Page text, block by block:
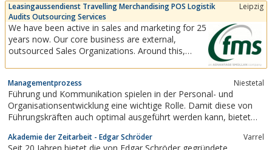
(“Wirtschaftsregion Südwest”) is directly linked
to the Swiss market and to Alsace in France. It is
a region with a high quality of life, short
distances to two...
Leasingaussendienst Travelling Merchandising POS Logistik
Audits Outsourcing Services
Leipzig
We have been active in sales and marketing for 25
years now. Our core business are external,
outsourced Sales Organizations. Around this,
materials and sales promotion tools.In our
personnel pool we have access to several
hundred sales...
Managementprozess Niestetal
Führung und Kommunikation spielen in der Personal- und
Organisationsentwicklung eine wichtige Rolle. Damit diese von
Führungskräften auch optimal ausgeführt werden kann, bietet
diesen Bereichen und legt seinen Fokus speziell auf
Akademie der Zeitarbeit - Edgar Schröder Varrel